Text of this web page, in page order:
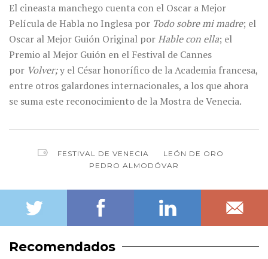
El cineasta manchego cuenta con el Oscar a Mejor
Película de Habla no Inglesa por Todo sobre mi madre; el
Oscar al Mejor Guión Original porHable con ella; el
Premio al Mejor Guión en el Festival de Cannes
por Volver;y el César honorífico de la Academia francesa,
entre otros galardones internacionales, a los que ahora
se suma este reconocimiento de la Mostra de Venecia.
FESTIVAL DE VENECIA
LEÓN DE ORO
PEDRO ALMODÓVAR
Recomendados